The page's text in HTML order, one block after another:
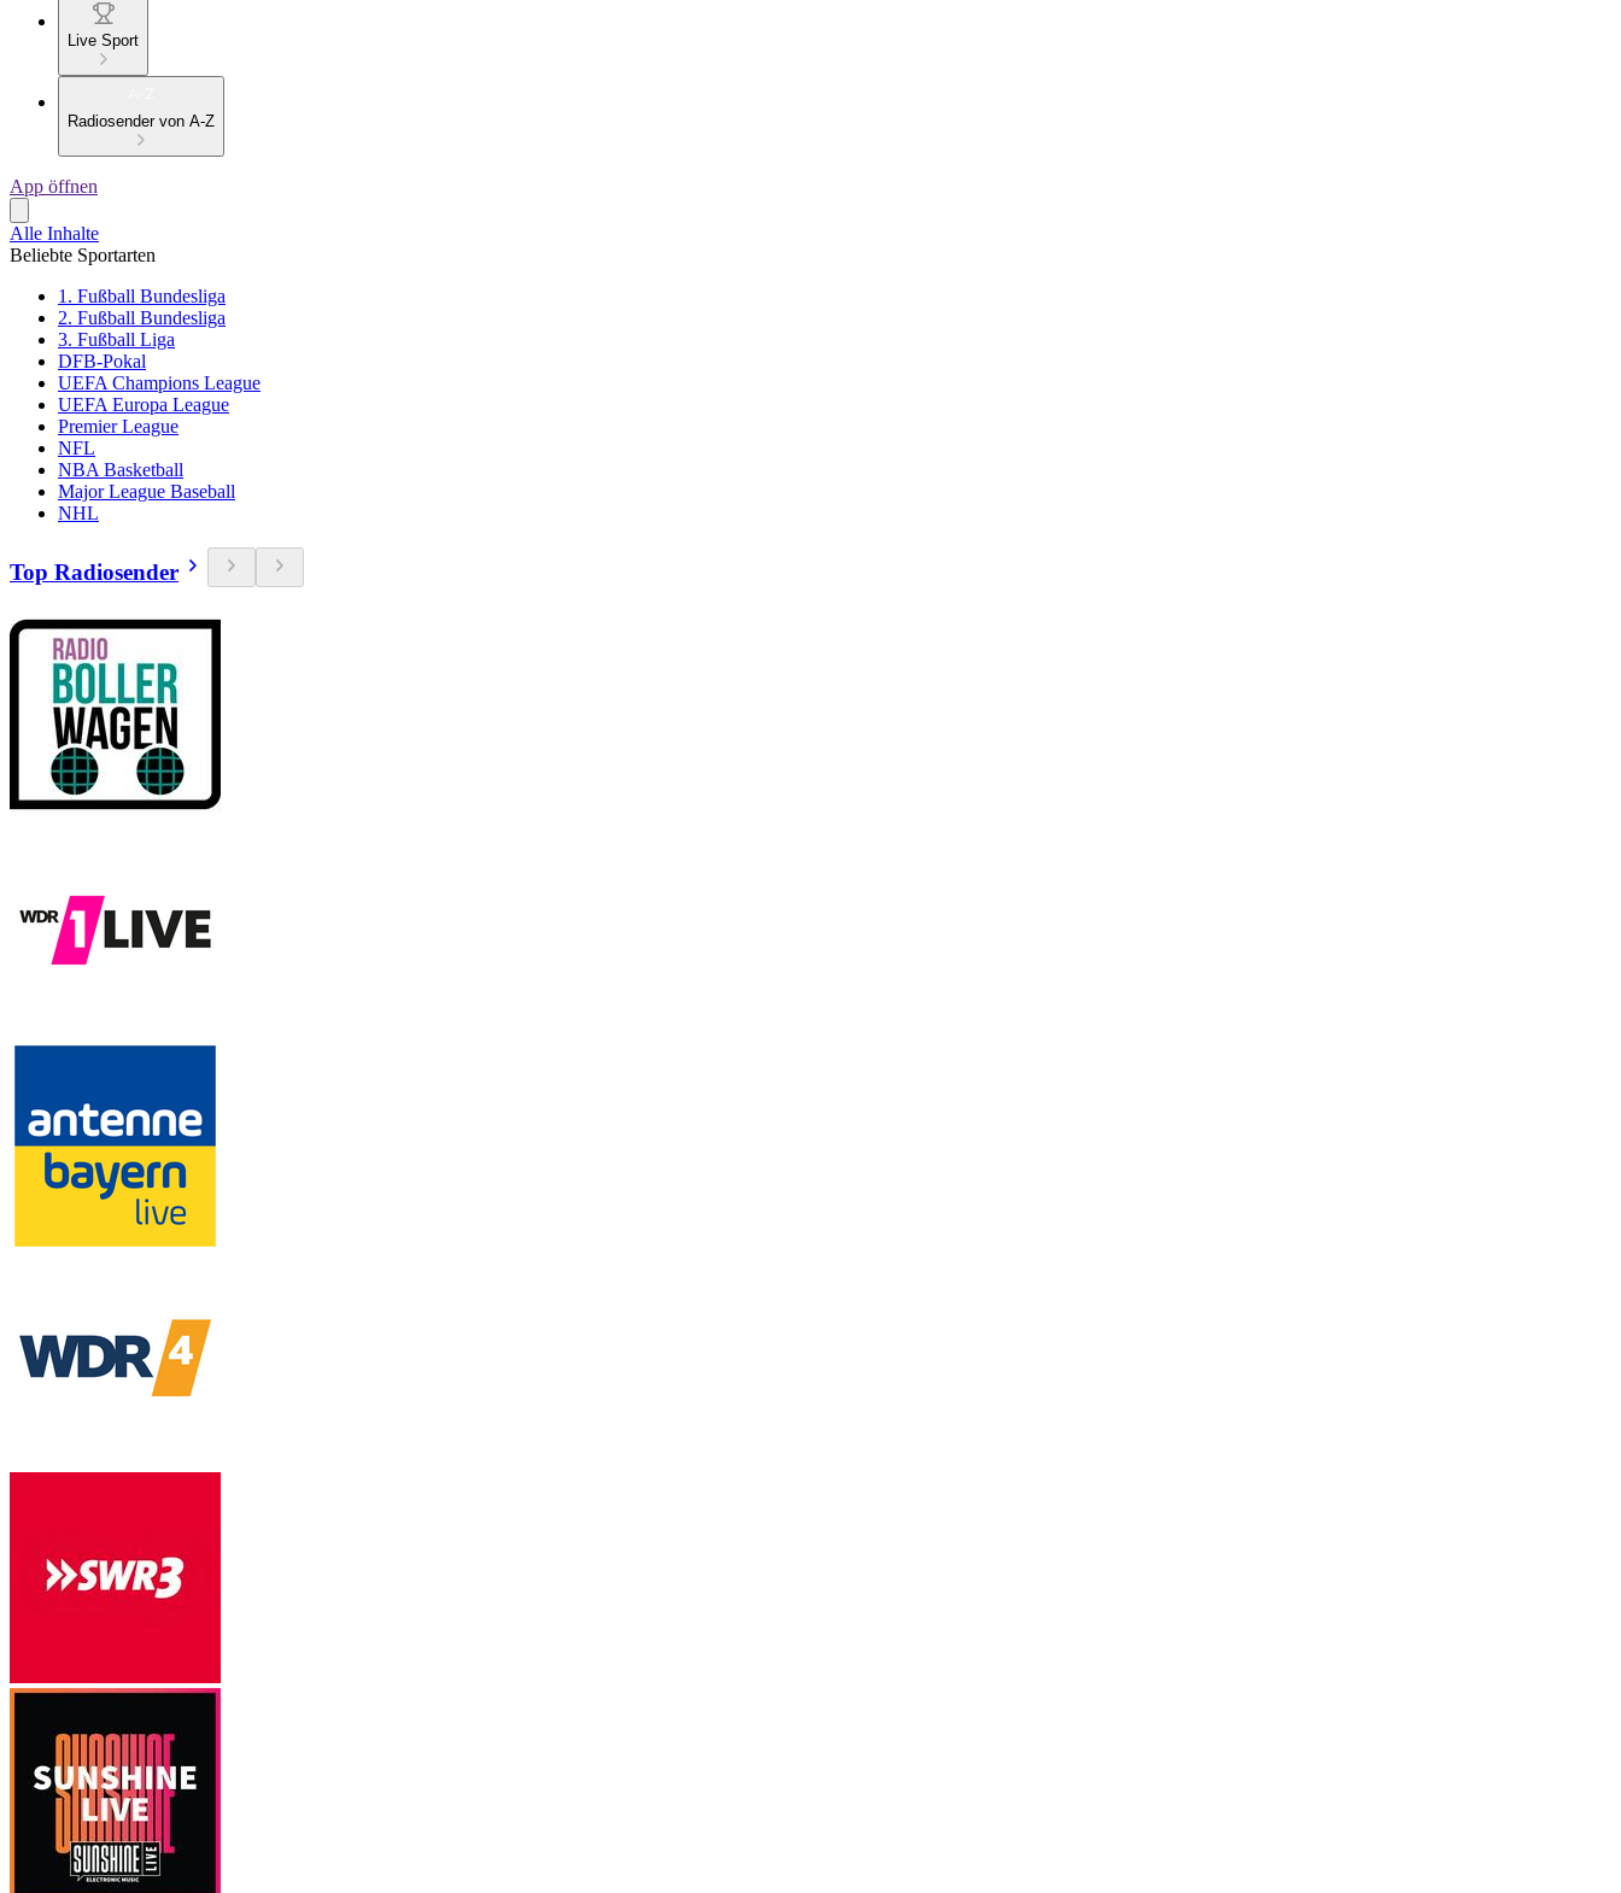
Live Sport
Radiosender von A-Z
App öffnen
Alle Inhalte
Beliebte Sportarten
1. Fußball Bundesliga
2. Fußball Bundesliga
3. Fußball Liga
DFB-Pokal
UEFA Champions League
UEFA Europa League
Premier League
NFL
NBA Basketball
Major League Baseball
NHL
Top Radiosender